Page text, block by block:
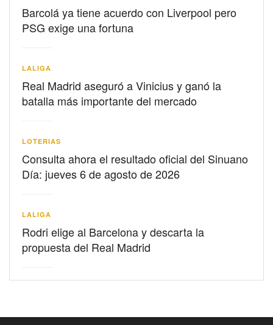
Barcolá ya tiene acuerdo con Liverpool pero
PSG exige una fortuna
LALIGA
Real Madrid aseguró a Vinicius y ganó la
batalla más importante del mercado
LOTERIAS
Consulta ahora el resultado oficial del Sinuano
Día: jueves 6 de agosto de 2026
LALIGA
Rodri elige al Barcelona y descarta la
propuesta del Real Madrid